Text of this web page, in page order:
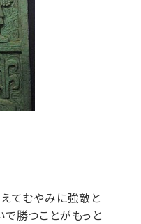
てむやみに強敵と
で勝つことがもっと